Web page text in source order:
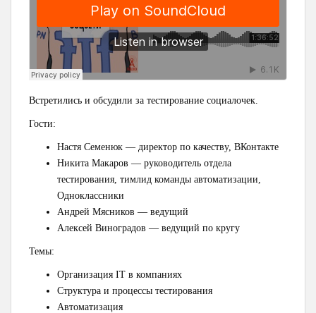
Встретились и обсудили за тестирование социалочек.
Гости:
Настя Семенюк — директор по качеству, ВКонтакте
Никита Макаров — руководитель отдела
тестирования, тимлид команды автоматизации,
Одноклассники
Андрей Мясников — ведущий
Алексей Виноградов — ведущий по кругу
Темы:
Организация IT в компаниях
Структура и процессы тестирования
Автоматизация